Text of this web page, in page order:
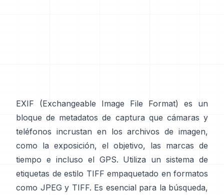
EXIF (Exchangeable Image File Format) es un
bloque de metadatos de captura que cámaras y
teléfonos incrustan en los archivos de imagen,
como la exposición, el objetivo, las marcas de
tiempo e incluso el GPS. Utiliza un sistema de
etiquetas de estilo TIFF empaquetado en formatos
como JPEG y TIFF. Es esencial para la búsqueda,